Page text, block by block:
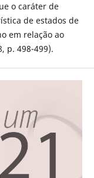
o caráter de
de estados de
em relação ao
p. 498-499).